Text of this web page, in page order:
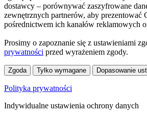
dostawcy – porównywać zaszyfrowane
zewnętrznych partnerów, aby prezentować
pośrednictwem ich kanałów reklamowych
Prosimy o zapoznanie się z ustawieniami
prywatności przed wyrażeniem zgody.
Zgoda Tylko wymagane Dopasowanie
Polityka prywatności
Indywidualne ustawienia ochrony danych